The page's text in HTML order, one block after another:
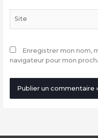
Enregistrer mon nom,
navigateur pour mon